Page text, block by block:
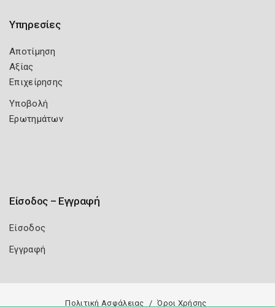
Υπηρεσίες
Αποτίμηση
Αξίας
Επιχείρησης
Υποβολή
Ερωτημάτων
Είσοδος – Εγγραφή
Είσοδος
Εγγραφή
Πολιτική Ασφάλειας Όροι Χρήσης